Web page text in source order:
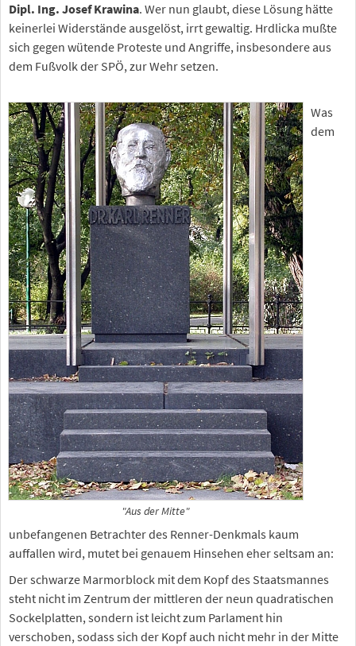
Dipl. Ing. Josef Krawina. Wer nun glaubt, diese Lösung hätte
keinerlei Widerstände ausgelöst, irrt gewaltig. Hrdlicka mußte
sich gegen wütende Proteste und Angriffe, insbesondere aus
dem Fußvolk der SPÖ, zur Wehr setzen.
"Aus der Mitte"
Was
dem
unbefangenen Betrachter des Renner-Denkmals kaum
auffallen wird, mutet bei genauem Hinsehen eher seltsam an:
Der schwarze Marmorblock mit dem Kopf des Staatsmannes
steht nicht im Zentrum der mittleren der neun quadratischen
Sockelplatten, sondern ist leicht zum Parlament hin
verschoben, sodass sich der Kopf auch nicht mehr in der Mitte